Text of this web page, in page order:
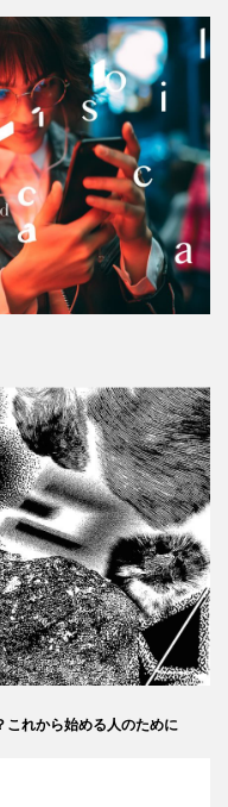
これから始める人のために